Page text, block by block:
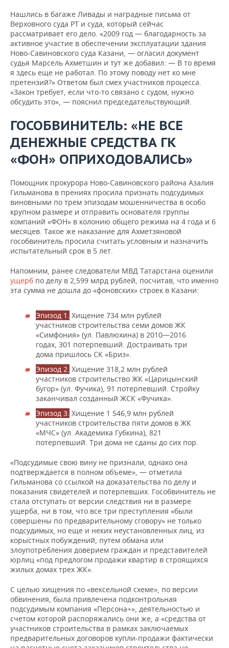
Нашлись в багаже Ливады и наградные письма от
Верховного суда РТ и суда, который сейчас
рассматривает его дело. «2009 год — благодарность за
активное участие в обеспечении эксплуатации здания
Ново-Савиновского суда Казани, — огласил документ
судья Марсель Ахметшин и тут же добавил: — В то время
я здесь еще не работал. По этому поводу нет ко мне
претензий?» Ответом был смех участников процесса.
«Закон требует, если что-то связано с судом, нужно
обсудить это», — пояснил председательствующий.
ГОСОБВИНИТЕЛЬ: «НЕ ВСЕ
ДЕНЕЖНЫЕ СРЕДСТВА ГК
«ФОН» ОПРИХОДОВАЛИСЬ»
Помощник прокурора Ново-Савиновского района Азалия
Гильманова в прениях просила признать подсудимых
виновными по трем эпизодам мошенничества в особо
крупном размере и отправить основателя группы
компаний «ФОН» в колонию общего режима на 4 года и 6
месяцев. Такое же наказание для Ахметзяновой
гособвинитель просила считать условным и назначить
испытательный срок в 5 лет.
Напомним, ранее следователи МВД Татарстана оценили
ущерб по делу в 2,599 млрд рублей, посчитав, что именно
эта сумма не дошла до «фоновских» строек в Казани:
Эпизод 1. Хищение 734 млн рублей
участников строительства семи домов ЖК
«Симфония» (ул. Павлюхина) в 2010—2016
годах, 301 потерпевший. Достраивать три
дома пришлось СК «Бриз».
Эпизод 2. Хищение 318,2 млн рублей
участников строительство ЖК «Царицынский
бугор» (ул. Фучика), 91 потерпевший. Стройку
заканчивал созданный ЖСК «Фучика».
Эпизод 3. Хищение 1 546,9 млн рублей
участников строительства пяти домов в ЖК
«МЧС» (ул. Академика Губкина), 821
потерпевший. Три дома не сданы до сих пор.
«Подсудимые свою вину не признали, однако она
подтверждается в полном объеме», — отметила
Гильманова со ссылкой на доказательства по делу и
показания свидетелей и потерпевших. Гособвинитель не
стала отступать от версии следствия ни в размере
ущерба, ни в том, что все три преступления «были
совершены по предварительному сговору» не только
подсудимых, но еще и неких неустановленных лиц, из
корыстных побуждений, путем обмана или
злоупотребления доверием граждан и представителей
юрлиц «под предлогом продажи квартир в строящихся
жилых домах трех ЖК».
С целью хищения по «вексельной схеме», по версии
обвинения, была привлечена подконтрольная
подсудимым компания «Персона+», деятельностью и
счетом которой распоряжались они же, а «средства от
участников строительства в рамках заключаемых
предварительных договоров купли-продажи фактически